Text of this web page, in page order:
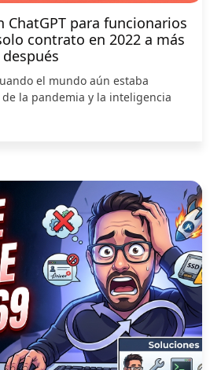
ChatGPT para funcionarios
contrato en 2022 a más
el mundo aún estaba
la pandemia y la inteligencia